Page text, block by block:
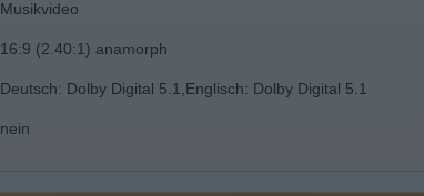
Musikvideo
16:9 (2.40:1) anamorph
Deutsch: Dolby Digital 5.1,Englisch: Dolby Digital 5.1
nein